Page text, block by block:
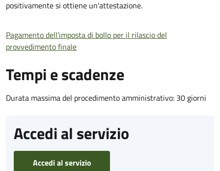
positivamente si ottiene un'attestazione.
Pagamento dell'imposta di bollo per il rilascio del
provvedimento finale
Tempi e scadenze
Durata massima del procedimento amministrativo: 30 giorni
Accedi al servizio
Accedi al servizio